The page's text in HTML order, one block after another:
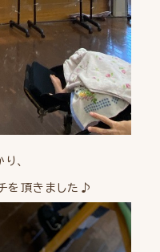
、
を頂きました♪